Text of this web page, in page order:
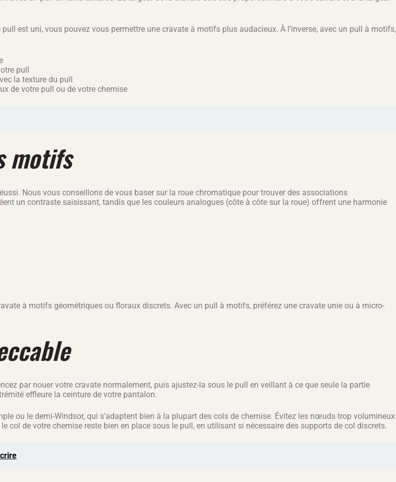
est uni, vous pouvez vous permettre une cravate à motifs plus audacieux. À l’inverse, avec un pull à motifs,
pull
la texture du pull
de votre pull ou de votre chemise
motifs
Nous vous conseillons de vous baser sur la roue chromatique pour trouver des associations
un contraste saisissant, tandis que les couleurs analogues (côte à côte sur la roue) offrent une harmonie
à motifs géométriques ou floraux discrets. Avec un pull à motifs, préférez une cravate unie ou à micro-
par nouer votre cravate normalement, puis ajustez-la sous le pull en veillant à ce que seule la partie
effleure la ceinture de votre pantalon.
ou le demi-Windsor, qui s’adaptent bien à la plupart des cols de chemise. Évitez les nœuds trop volumineux
col de votre chemise reste bien en place sous le pull, en utilisant si nécessaire des supports de col discrets.